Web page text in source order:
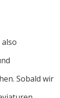
Sobald wir